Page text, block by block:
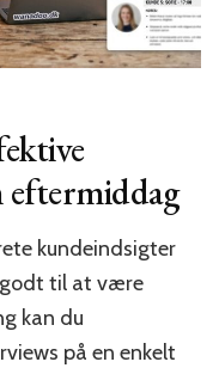
eftermiddag
kundeindsigter
godt til at være
kan du
på en enkelt